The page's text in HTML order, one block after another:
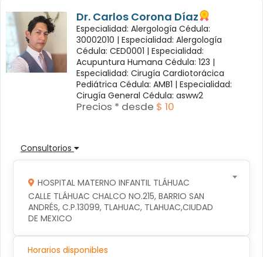
Dr. Carlos Corona Díaz
Especialidad: Alergología Cédula:
30002010 | Especialidad: Alergología
Cédula: CED0001 | Especialidad:
Acupuntura Humana Cédula: 123 |
Especialidad: Cirugía Cardiotorácica
Pediátrica Cédula: AMB1 | Especialidad:
Cirugía General Cédula: asww2
Precios * desde $ 10
Consultorios
HOSPITAL MATERNO INFANTIL TLÁHUAC
CALLE TLÁHUAC CHALCO NO.215, BARRIO SAN
ANDRÉS, C.P.13099, TLAHUAC, TLAHUAC,CIUDAD
DE MEXICO
Horarios disponibles